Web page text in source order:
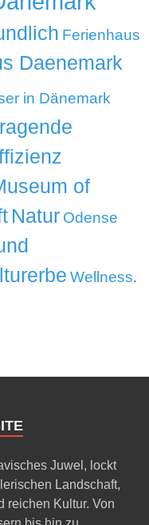
Ferienhaus
Daenemark
in Dänemark
of
Natur Odense
Wellness.
Juwel, lockt
Landschaft,
reichen Kultur. Von